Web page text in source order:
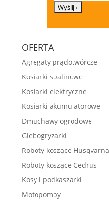
OFERTA
Agregaty prądotwórcze
Kosiarki spalinowe
Kosiarki elektryczne
Kosiarki akumulatorowe
Dmuchawy ogrodowe
Glebogryzarki
Roboty koszące Husqvarna
Roboty koszące Cedrus
Kosy i podkaszarki
Motopompy